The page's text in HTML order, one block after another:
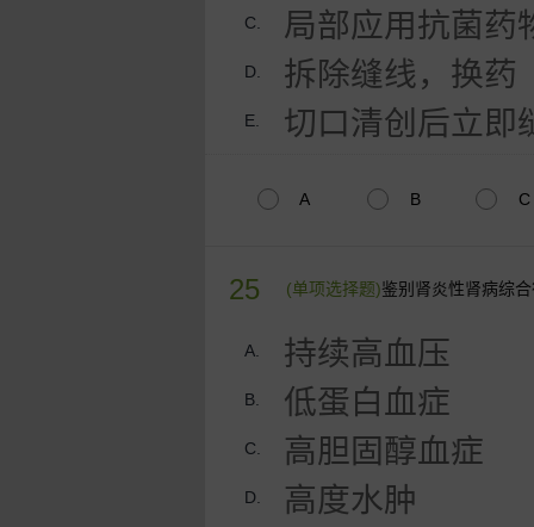
C. 局部应用抗菌药
D. 拆除缝线，换药
E. 切口清创后立即
A B C
25 (单项选择题)鉴别肾炎性肾病综
A. 持续高血压
B. 低蛋白血症
C. 高胆固醇血症
D. 高度水肿